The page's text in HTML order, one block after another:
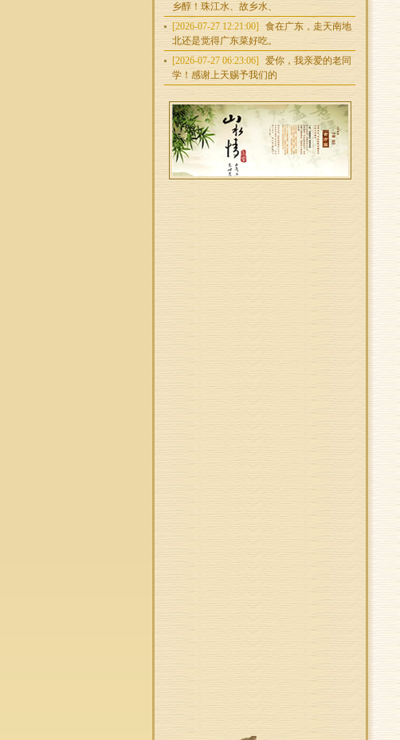
乡醇！珠江水、故乡水、
[2026-07-27 12:21:00]
食在广东，走天南地
北还是觉得广东菜好吃。
[2026-07-27 06:23:06]
爱你，我亲爱的老同
学！感谢上天赐予我们的